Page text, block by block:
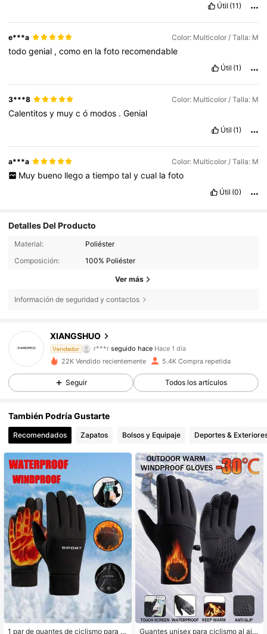
Útil (11)
e***a Color: Multicolor / Talla: M
todogenial ,comoen lafoto recomendable
Útil (1)
3***8 Color: Multicolor / Talla: M
Calentitosy muycó modos .Genial
Útil (1)
a***a Color: Multicolor / Talla: M
Muy bueno llego a tiempo tal y cual la foto
Útil (0)
Detalles Del Producto
Material:
Poliéster
Composición:
100% Poliéster
Ver más
Información de seguridad y contactos
XIANGSHUO
Vendedor
4,86 556 Seguidores
r***r seguido hace Hace 1 día
4,86
556 Seguidores
556 Seguidores
4,86
4,86 556 Seguidores
4,86 556 Seguidores
4,86 556 Seguidores
4,86 556 Seguidores
556 Seguidores
22K Vendido recientemente 5.4K Compra repetida
Seguir Todos los artículos
También Podría Gustarte
Recomendados Zapatos Bolsos y Equipaje Deportes &
1 par de guantes de ciclismo para h
Guantes unisex para ciclismo al aire